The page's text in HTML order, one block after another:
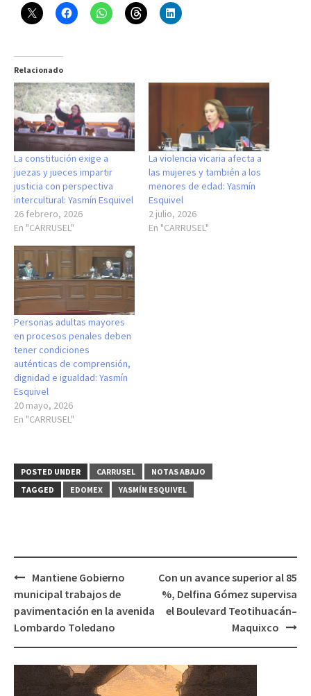
Relacionado
La constitución exige a
juezas y jueces impartir
justicia con perspectiva
intercultural: Yasmín Esquivel
26 febrero, 2026
En "CARRUSEL"
La violencia vicaria afecta a
las mujeres y también a los
menores de edad: Yasmín
Esquivel
2 julio, 2026
En "CARRUSEL"
Personas adultas mayores
en procesos penales deben
tener condiciones
auténticas de comprensión,
dignidad e igualdad: Yasmín
Esquivel
20 mayo, 2026
En "CARRUSEL"
POSTED UNDER CARRUSEL
NOTAS ABAJO
TAGGED
EDOMEX YASMÍN ESQUIVEL
Post
navigation
Mantiene Gobierno
municipal trabajos de
pavimentación en la avenida
Lombardo Toledano
Con un avance superior al 85
%, Delfina Gómez supervisa
el Boulevard Teotihuacán–
Maquixco